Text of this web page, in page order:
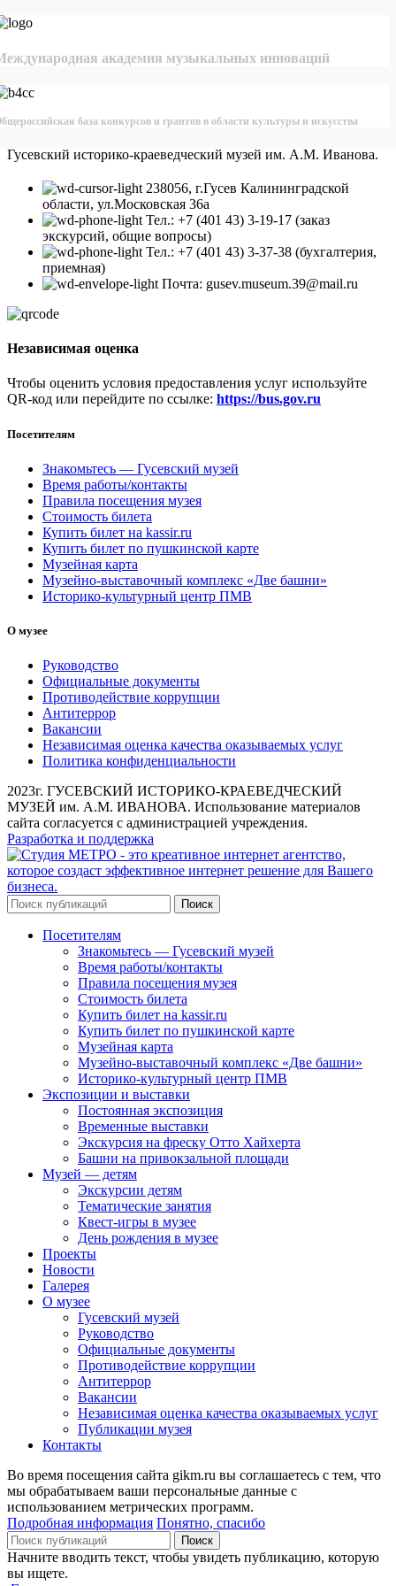
академия музыкальных инноваций
база конкурсов и грантов в области культуры и искусства
Гусевский историко-краеведческий музей им. А.М. Иванова.
238056, г.Гусев Калининградской
области, ул.Московская 36а
Тел.: +7 (401 43) 3-19-17 (заказ
экскурсий, общие вопросы)
Тел.: +7 (401 43) 3-37-38 (бухгалтерия,
приемная)
Почта: gusev.museum.39@mail.ru
Независимая оценка
Чтобы оценить условия предоставления услуг используйте
QR-код или перейдите по ссылке: https://bus.gov.ru
Посетителям
Знакомьтесь — Гусевский музей
Время работы/контакты
Правила посещения музея
Стоимость билета
Купить билет на kassir.ru
Купить билет по пушкинской карте
Музейная карта
Музейно-выставочный комплекс «Две башни»
Историко-культурный центр ПМВ
О музее
Руководство
Официальные документы
Противодействие коррупции
Антитеррор
Вакансии
Независимая оценка качества оказываемых услуг
Политика конфиденциальности
2023г. ГУСЕВСКИЙ ИСТОРИКО-КРАЕВЕДЧЕСКИЙ
МУЗЕЙ им. А.М. ИВАНОВА. Использование материалов
сайта согласуется с администрацией учреждения.
Разработка и поддержка
Поиск
Посетителям
Знакомьтесь — Гусевский музей
Время работы/контакты
Правила посещения музея
Стоимость билета
Купить билет на kassir.ru
Купить билет по пушкинской карте
Музейная карта
Музейно-выставочный комплекс «Две башни»
Историко-культурный центр ПМВ
Экспозиции и выставки
Постоянная экспозиция
Временные выставки
Экскурсия на фреску Отто Хайхерта
Башни на привокзальной площади
Музей — детям
Экскурсии детям
Тематические занятия
Квест-игры в музее
День рождения в музее
Проекты
Новости
Галерея
О музее
Гусевский музей
Руководство
Официальные документы
Противодействие коррупции
Антитеррор
Вакансии
Независимая оценка качества оказываемых услуг
Публикации музея
Контакты
Во время посещения сайта gikm.ru вы соглашаетесь с тем, что
мы обрабатываем ваши персональные данные с
использованием метрических программ.
Подробная информация Понятно, спасибо
Поиск
Начните вводить текст, чтобы увидеть публикацию, которую
вы ищете.